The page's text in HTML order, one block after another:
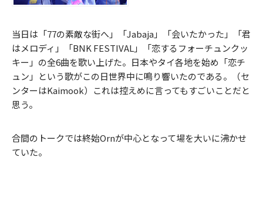
当日は「77の素敵な街へ」「Jabaja」「会いたかった」「君
はメロディ」「BNK FESTIVAL」「恋するフォーチュンクッ
キー」の全6曲を歌い上げた。日本やタイ各地を始め「恋チ
ュン」という歌がこの日世界中に鳴り響いたのである。（セ
ンターはKaimook）これは控えめに言ってもすごいことだと
思う。
合間のトークでは終始Ornが中心となって場を大いに沸かせ
ていた。